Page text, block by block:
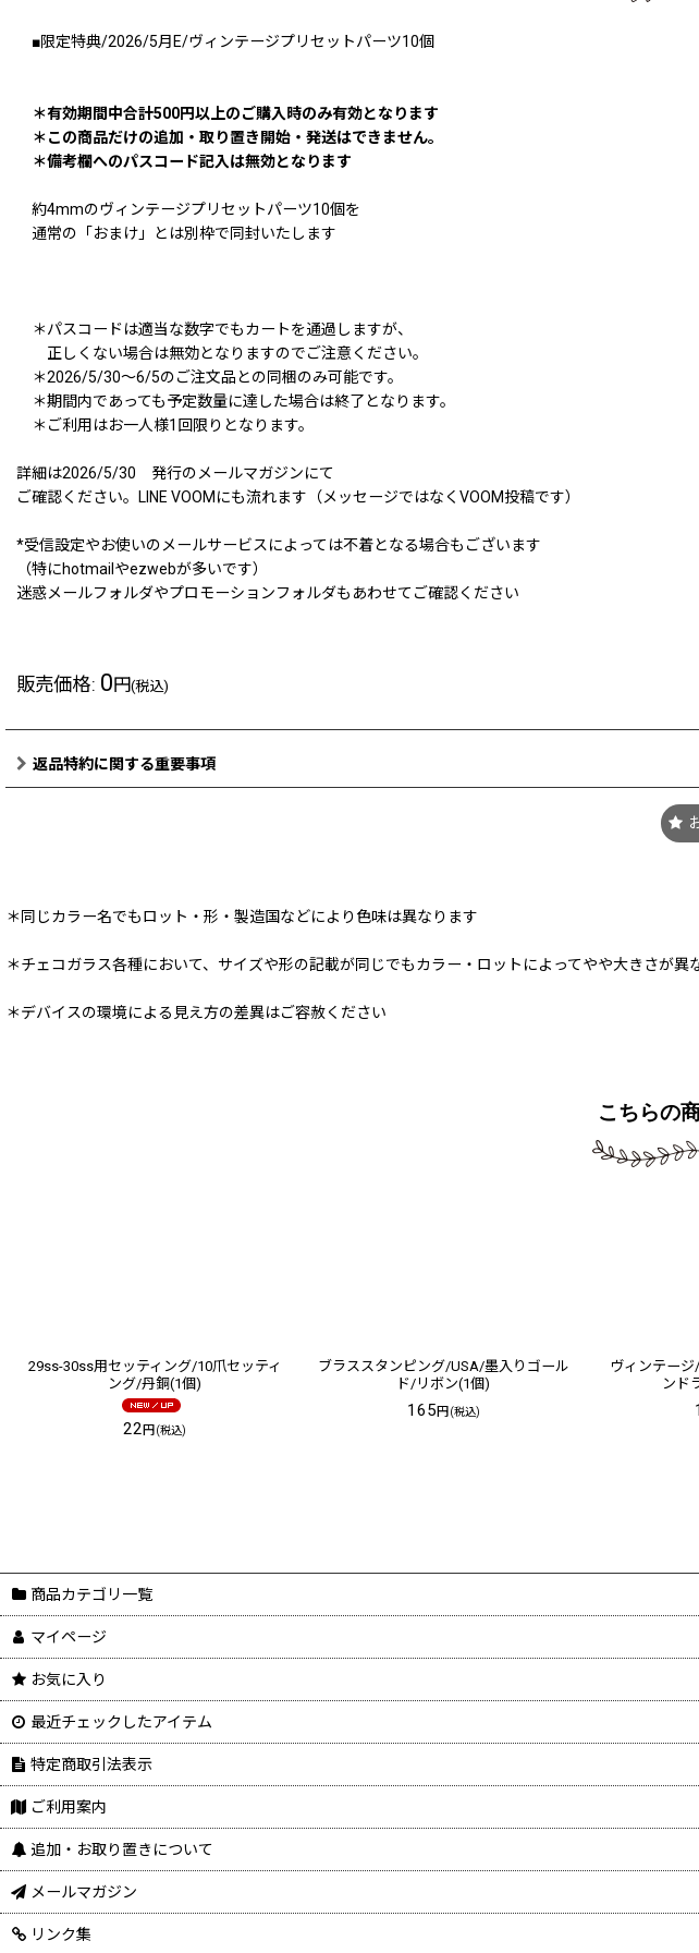
■限定特典/2026/5月E/ヴィンテージプリセットパーツ10個
＊有効期間中合計500円以上のご購入時のみ有効となります
＊この商品だけの追加・取り置き開始・発送はできません。
＊備考欄へのパスコード記入は無効となります
約4mmのヴィンテージプリセットパーツ10個を
通常の「おまけ」とは別枠で同封いたします
＊パスコードは適当な数字でもカートを通過しますが、
正しくない場合は無効となりますのでご注意ください。
＊2026/5/30〜6/5のご注文品との同梱のみ可能です。
＊期間内であっても予定数量に達した場合は終了となります。
＊ご利用はお一人様1回限りとなります。
詳細は2026/5/30 発行のメールマガジンにて
ご確認ください。LINE VOOMにも流れます（メッセージではなくVOOM投稿です）
*受信設定やお使いのメールサービスによっては不着となる場合もございます
（特にhotmailやezwebが多いです）
迷惑メールフォルダやプロモーションフォルダもあわせてご確認ください
販売価格: 0円(税込)
返品特約に関する重要事項
＊同じカラー名でもロット・形・製造国などにより色味は異なります
＊チェコガラス各種において、サイズや形の記載が同じでもカラー・ロットによってやや大きさが異
＊デバイスの環境による見え方の差異はご容赦ください
こちらの
29ss-30ss用セッティング/10爪セッティ
ング/丹銅(1個)
22円 (税込)
ブラススタンピング/USA/墨入りゴール
ド/リボン(1個)
165 円 (税込)
ヴィンテー
ンド
商品カテゴリ一覧
マイページ
お気に入り
最近チェックしたアイテム
特定商取引法表示
ご利用案内
追加・お取り置きについて
メールマガジン
リンク集